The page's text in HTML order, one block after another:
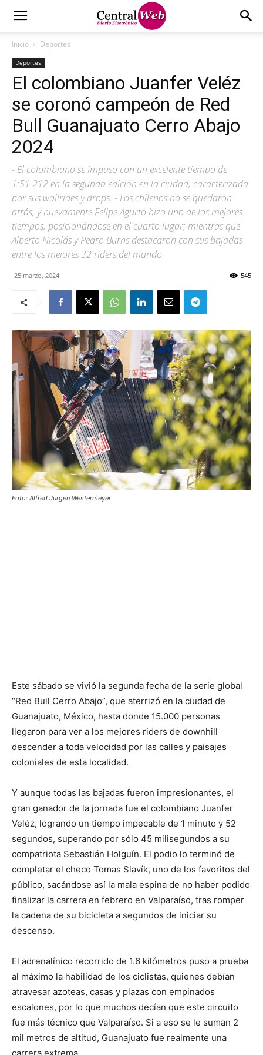
Inicio Deportes
Deportes
El colombiano Juanfer Veléz
se coronó campeón de Red
Bull Guanajuato Cerro Abajo
2024
- El colombiano se impuso con un excelente tiempo de
1:51.212 en la segunda edición en la ciudad, caracterizada
por sus wallrides y drops. - Los chilenos no se quedaron
atrás, y nuevamente Felipe Agurto hizo uno de los mejores
tiempos, posicionándose en el cuarto lugar; mientras que
Alberto Nicolás y Pedro Burns destacaron con sus bajadas
entre los mejores 32 riders del mundo.
25 marzo, 2024 545
Foto: Alfred Jürgen Westermeyer
Este sábado se vivió la segunda fecha de la serie global
“Red Bull Cerro Abajo”, que aterrizó en la ciudad de
Guanajuato, México, hasta donde 15.000 personas
llegaron para ver a los mejores riders de downhill
descender a toda velocidad por las calles y paisajes
coloniales de esta localidad.
Y aunque todas las bajadas fueron impresionantes, el
gran ganador de la jornada fue el colombiano Juanfer
Veléz, logrando un tiempo impecable de 1 minuto y 52
segundos, superando por sólo 45 milisegundos a su
compatriota Sebastián Holguín. El podio lo terminó de
completar el checo Tomas Slavík, uno de los favoritos del
público, sacándose así la mala espina de no haber podido
finalizar la carrera en febrero en Valparaíso, tras romper
la cadena de su bicicleta a segundos de iniciar su
descenso.
El adrenalínico recorrido de 1.6 kilómetros puso a prueba
al máximo la habilidad de los ciclistas, quienes debían
atravesar azoteas, casas y plazas con empinados
escalones, por lo que muchos decían que este circuito
fue más técnico que Valparaíso. Si a eso se le suman 2
mil metros de altitud, Guanajuato fue realmente una